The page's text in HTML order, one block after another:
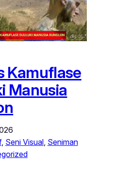
Kamuflase
Manusia
, Seni Visual, Seniman